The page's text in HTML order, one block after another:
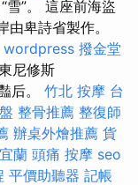
雪”。 這座前海盜
卑詩省製作。
wordpress 撥金堂
尼修斯
后。 竹北 按摩 台
整骨推薦 整復師
辦桌外燴推薦 貨
蘭 頭痛 按摩 seo
平價助聽器 記帳